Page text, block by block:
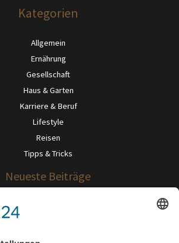
Kategorien
Allgemein
Ernährung
Gesellschaft
Haus & Garten
Karriere & Beruf
Lifestyle
Reisen
Tipps & Tricks
Neueste Beiträge
So wird Ihr Zuhause widerstandsfähig gegen
Mineralrückstände.